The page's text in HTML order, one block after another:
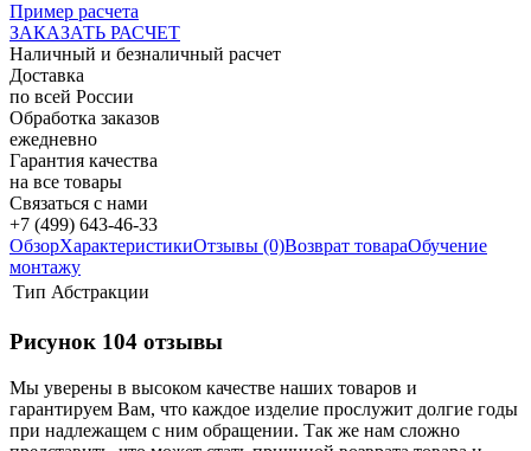
Пример расчета
ЗАКАЗАТЬ РАСЧЕТ
Наличный и безналичный расчет
Доставка
по всей России
Обработка заказов
ежедневно
Гарантия качества
на все товары
Связаться с нами
+7 (499) 643-46-33
ОбзорХарактеристикиОтзывы (0)Возврат товараОбучение
монтажу
Тип Абстракции
Рисунок 104 отзывы
Мы уверены в высоком качестве наших товаров и
гарантируем Вам, что каждое изделие прослужит долгие годы
при надлежащем с ним обращении. Так же нам сложно